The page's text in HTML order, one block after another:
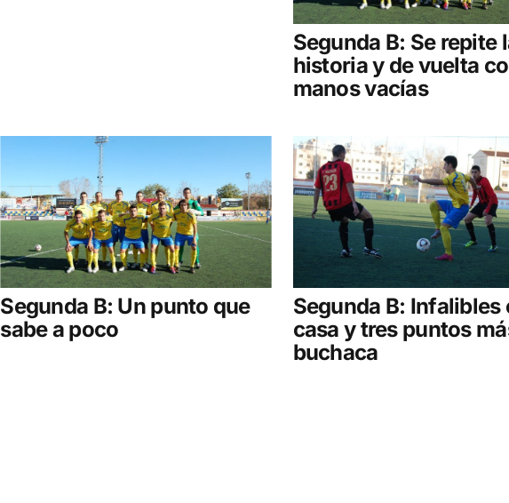
Segunda B: Se repite
historia y de vuelta
manos vacías
Segunda B: Un punto que
sabe a poco
Segunda B: Infalibles
casa y tres puntos
buchaca